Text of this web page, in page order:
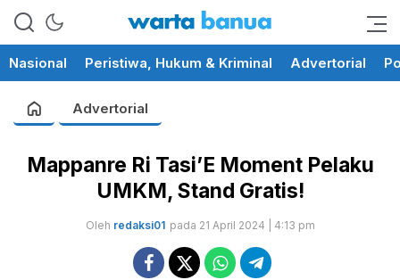
wartabanua.com
memberikan informasi yang
Nasional Peristiwa, Hukum & Kriminal Advertorial
Advertorial
Mappanre Ri Tasi’E Moment Pelaku
UMKM, Stand Gratis!
Oleh redaksi01 pada 21 April 2024 | 4:13 pm